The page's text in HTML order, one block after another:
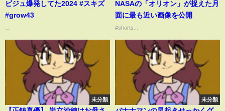
ビジュ爆発してた2024 #スキズ
#grow43
NASAの「オリオン」が捉えた月
面に最も近い画像を公開
#shorts...
未分類 未分類